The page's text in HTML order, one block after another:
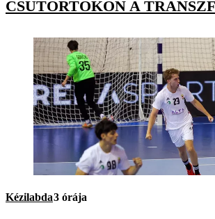
CSÜTÖRTÖKÖN A
Kézilabda3 órája